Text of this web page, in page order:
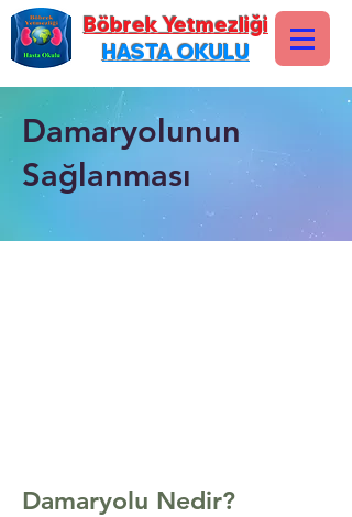
Böbrek Yetmezliği
HASTA OKULU
Damaryolunun
Sağlanması
Damaryolu Nedir?